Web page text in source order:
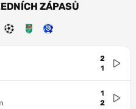
ZÁPASŮ
2
1
1
2